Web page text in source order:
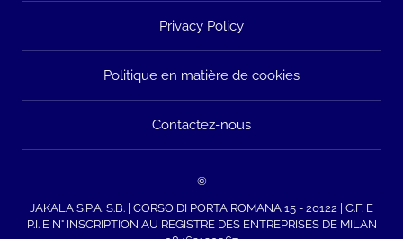
Privacy Policy
Politique en matière de cookies
Contactez-nous
©
JAKALA S.P.A. S.B. | CORSO DI PORTA ROMANA 15 - 20122 | C.F. E
P.I. E N° INSCRIPTION AU REGISTRE DES ENTREPRISES DE MILAN